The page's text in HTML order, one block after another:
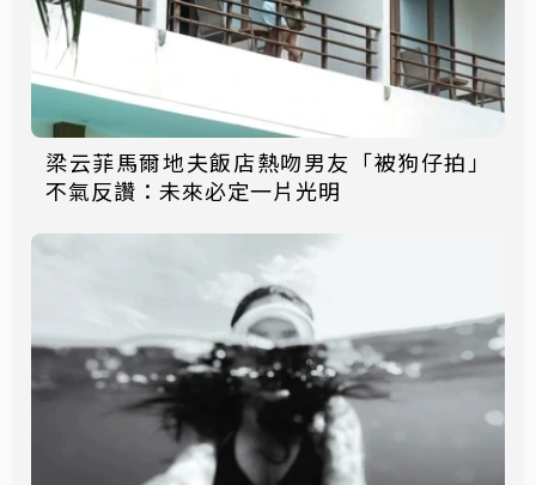
梁云菲馬爾地夫飯店熱吻男友「被狗仔拍」
不氣反讚：未來必定一片光明